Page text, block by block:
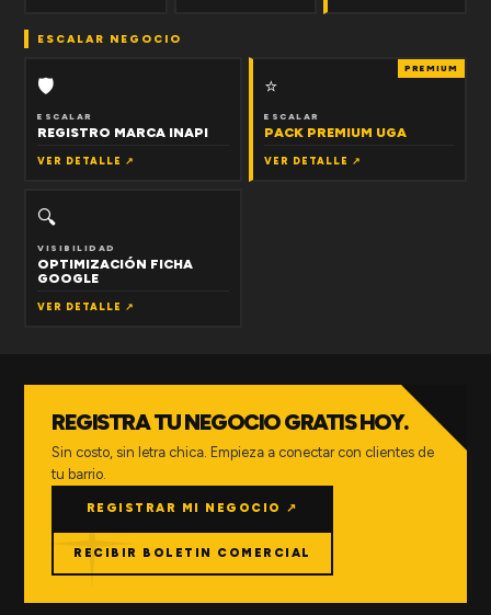
ESCALAR NEGOCIO
🛡
ESCALAR
REGISTRO MARCA INAPI
VER DETALLE ↗
PREMIUM
⭐
ESCALAR
PACK PREMIUM UGA
VER DETALLE ↗
🔍
VISIBILIDAD
OPTIMIZACIÓN FICHA
GOOGLE
VER DETALLE ↗
REGISTRA TU NEGOCIO GRATIS HOY.
Sin costo, sin letra chica. Empieza a conectar con clientes de
tu barrio.
REGISTRAR MI NEGOCIO ↗
RECIBIR BOLETIN COMERCIAL